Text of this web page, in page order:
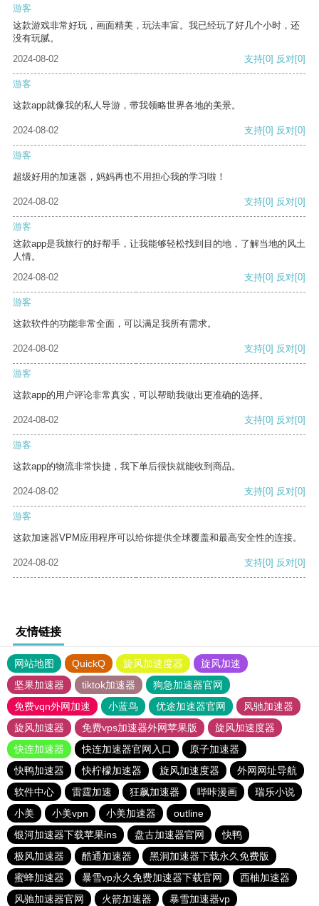
游客
这款游戏非常好玩，画面精美，玩法丰富。我已经玩了好几个小时，还
没有玩腻。
2024-08-02
支持[0] 反对[0]
游客
这款app就像我的私人导游，带我领略世界各地的美景。
2024-08-02 支持[0] 反对[0]
游客
超级好用的加速器，妈妈再也不用担心我的学习啦！
2024-08-02 支持[0] 反对[0]
游客
这款app是我旅行的好帮手，让我能够轻松找到目的地，了解当地的风土
人情。
2024-08-02
支持[0] 反对[0]
游客
这款软件的功能非常全面，可以满足我所有需求。
2024-08-02 支持[0] 反对[0]
游客
这款app的用户评论非常真实，可以帮助我做出更准确的选择。
2024-08-02 支持[0] 反对[0]
游客
这款app的物流非常快捷，我下单后很快就能收到商品。
2024-08-02 支持[0] 反对[0]
游客
这款加速器VPM应用程序可以给你提供全球覆盖和最高安全性的连接。
2024-08-02 支持[0] 反对[0]
友情链接
网站地图 QuickQ 旋风加速度器
旋风加速
坚果加速器
tiktok加速器
狗急加速器官网
免费vqn外网加速
小蓝鸟 优途加速器官网
风驰加速器
旋风加速器
免费vps加速器外网苹果版
旋风加速度器
快连加速器
快连加速器官网入口
原子加速器
快鸭加速器
快柠檬加速器 旋风加速度器
外网网址导航
软件中心
雷霆加速 狂飙加速器 哔咔漫画
瑞乐小说
小美
小美vpn 小美加速器
outline
银河加速器下载苹果ins
盘古加速器官网
快鸭
极风加速器
酷通加速器
黑洞加速器下载永久免费版
蜜蜂加速器
暴雪vp永久免费加速器下载官网
西柚加速器
风驰加速器官网
火箭加速器 暴雪加速器vp